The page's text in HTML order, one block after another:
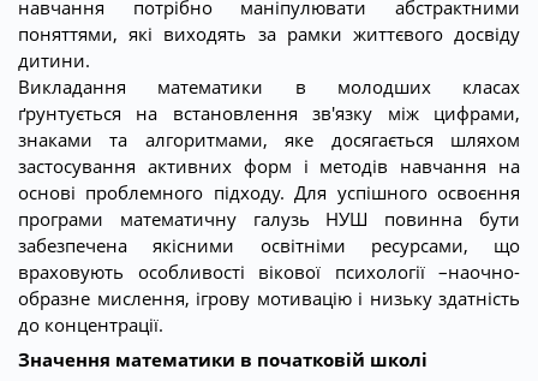
навчання потрібно маніпулювати абстрактними
поняттями, які виходять за рамки життєвого досвіду
дитини.
Викладання математики в молодших класах
ґрунтується на встановлення зв'язку між цифрами,
знаками та алгоритмами, яке досягається шляхом
застосування активних форм і методів навчання на
основі проблемного підходу. Для успішного освоєння
програми математичну галузь НУШ повинна бути
забезпечена якісними освітніми ресурсами, що
враховують особливості вікової психології –наочно-
образне мислення, ігрову мотивацію і низьку здатність
до концентрації.
Значення математики в початковій школі